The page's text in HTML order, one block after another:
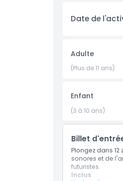
Date de
Adulte
(Plus de 11 ans)
Enfant
(3 à 10 ans)
Billet
Plongez dans
sonores et de
futuristes.
Inclus